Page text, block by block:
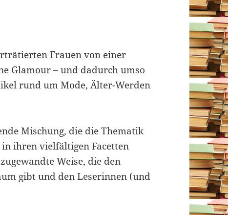
Frauen von einer
Glamour – und dadurch umso
rund um Mode, Älter-Werden
Mischung, die die Thematik
ihren vielfältigen Facetten
Weise, die den
gibt und den Leserinnen (und